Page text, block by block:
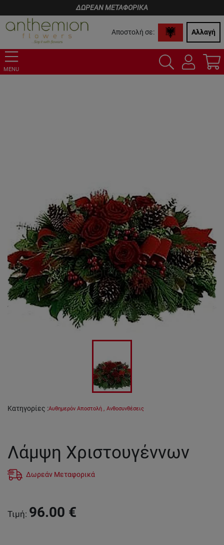
ΔΩΡΕΑΝ ΜΕΤΑΦΟΡΙΚΑ
Αποστολή σε: Αλλαγή
MENU
Κατηγορίες :Αυθημερόν Αποστολή , Ανθοσυνθέσεις
Λάμψη Χριστουγέννων
Δωρεάν Μεταφορικά
Τιμή: 96.00 €